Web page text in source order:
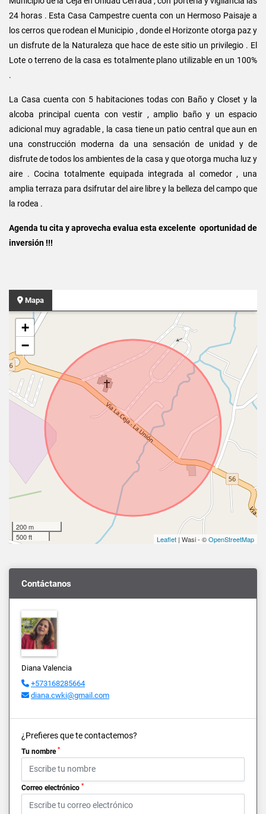
24 horas . Esta Casa Campestre cuenta con un Hermoso Paisaje a
los cerros que rodean el Municipio , donde el Horizonte otorga paz y
un disfrute de la Naturaleza que hace de este sitio un privilegio . El
Lote o terreno de la casa es totalmente plano utilizable en un 100%
.
La Casa cuenta con 5 habitaciones todas con Baño y Closet y la
alcoba principal cuenta con vestir , amplio baño y un espacio
adicional muy agradable , la casa tiene un patio central que aun en
una construcción moderna da una sensación de unidad y de
disfrute de todos los ambientes de la casa y que otorga mucha luz y
aire . Cocina totalmente equipada integrada al comedor , una
amplia terraza para dsifrutar del aire libre y la belleza del campo que
la rodea .
Agenda tu cita y aprovecha evalua esta excelente oportunidad de
inversión !!!
Mapa
+
−
200 m
500 ft
Leaflet | Wasi - ©OpenStreetMap
Contáctanos
Diana Valencia
+573168285664
diana.cwki@gmail.com
¿Prefieres que te contactemos?
Tu nombre *
Correo electrónico *